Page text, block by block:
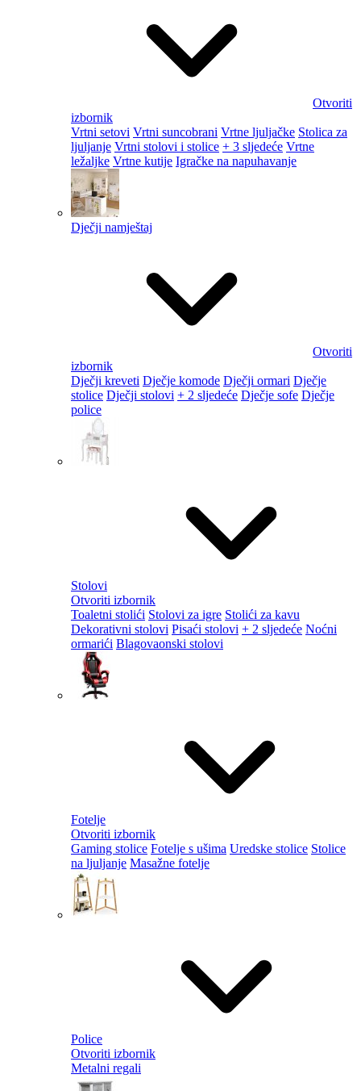
Otvoriti
izbornik
Vrtni setovi Vrtni suncobrani Vrtne ljuljačke Stolica za
ljuljanje Vrtni stolovi i stolice + 3 sljedeće Vrtne
ležaljke Vrtne kutije Igračke na napuhavanje
Dječji namještaj
Otvoriti
izbornik
Dječji kreveti Dječje komode Dječji ormari Dječje
stolice Dječji stolovi + 2 sljedeće Dječje sofe Dječje
police
Stolovi
Otvoriti izbornik
Toaletni stolići Stolovi za igre Stolići za kavu
Dekorativni stolovi Pisaći stolovi + 2 sljedeće Noćni
ormarići Blagovaonski stolovi
Fotelje
Otvoriti izbornik
Gaming stolice Fotelje s ušima Uredske stolice Stolice
na ljuljanje Masažne fotelje
Police
Otvoriti izbornik
Metalni regali